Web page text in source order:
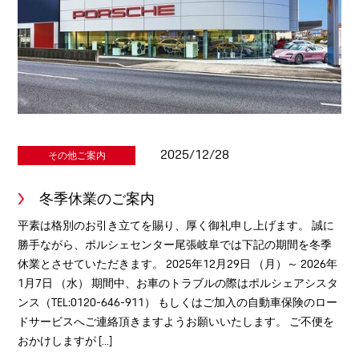
その他ご案内 2025/12/28
冬季休業のご案内
平素は格別のお引き立てを賜り、厚く御礼申し上げます。 誠に
勝手ながら、ポルシェセンター尾張岐阜では下記の期間を冬季
休業とさせていただきます。 2025年12月29日 （月）～ 2026年
1月7日 （水） 期間中、お車のトラブルの際はポルシェアシスタ
ンス（TEL:0120-646-911） もしくはご加入の自動車保険のロー
ドサービスへご連絡頂きますようお願いいたします。 ご不便を
おかけしますが [...]